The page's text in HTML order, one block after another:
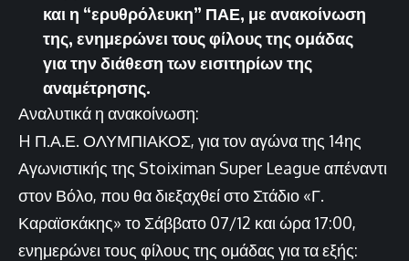
και η “ερυθρόλευκη” ΠΑΕ, με ανακοίνωση
της, ενημερώνει τους φίλους της ομάδας
για την διάθεση των εισιτηρίων της
αναμέτρησης.
Αναλυτικά η ανακοίνωση:
H Π.Α.Ε. ΟΛΥΜΠΙΑΚΟΣ, για τον αγώνα της 14ης
Αγωνιστικής της Stoiximan Super League απέναντι
στον Βόλο, που θα διεξαχθεί στο Στάδιο «Γ.
Καραϊσκάκης» το Σάββατο 07/12 και ώρα 17:00,
ενημερώνει τους φίλους της ομάδας για τα εξής: